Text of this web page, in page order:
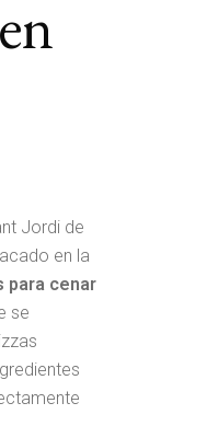
Jordi de
en la
para cenar
se